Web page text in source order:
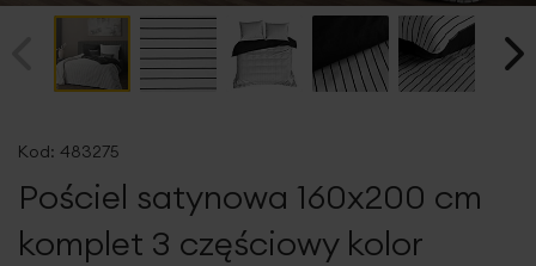
początek
galerii
Kod: 483275
Pościel satynowa 160x200 cm
komplet 3 częściowy kolor